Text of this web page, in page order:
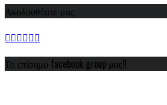
Ακολουθήστε μας
Το επίσημο facebook group μας!!